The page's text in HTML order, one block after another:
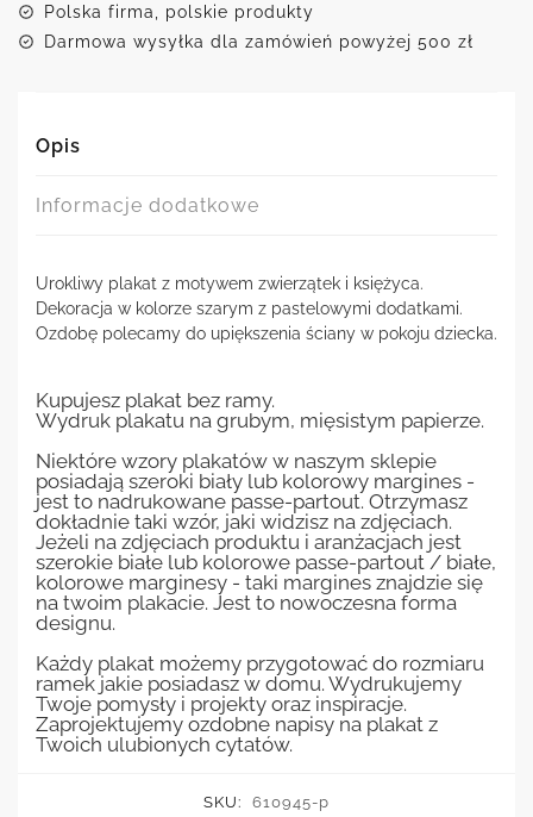
Polska firma, polskie produkty
Darmowa wysyłka dla zamówień powyżej 500 zł
Opis
Informacje dodatkowe
Urokliwy plakat z motywem zwierzątek i księżyca.
Dekoracja w kolorze szarym z pastelowymi dodatkami.
Ozdobę polecamy do upiększenia ściany w pokoju dziecka.
Kupujesz plakat bez ramy.
Wydruk plakatu na grubym, mięsistym papierze.
Niektóre wzory plakatów w naszym sklepie
posiadają szeroki biały lub kolorowy margines -
jest to nadrukowane passe-partout. Otrzymasz
dokładnie taki wzór, jaki widzisz na zdjęciach.
Jeżeli na zdjęciach produktu i aranżacjach jest
szerokie białe lub kolorowe passe-partout / białe,
kolorowe marginesy - taki margines znajdzie się
na twoim plakacie. Jest to nowoczesna forma
designu.
Każdy plakat możemy przygotować do rozmiaru
ramek jakie posiadasz w domu. Wydrukujemy
Twoje pomysły i projekty oraz inspiracje.
Zaprojektujemy ozdobne napisy na plakat z
Twoich ulubionych cytatów.
SKU:
610945-p